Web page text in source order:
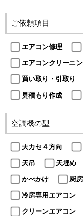
ご依頼項目
エアコン修理
エアコンクリーニ
買い取り・引取り
見積もり作成
空調機の型
天カセ４方向
天吊
天埋め
かべかけ
厨
冷房専用エアコン
クリーンエアコン